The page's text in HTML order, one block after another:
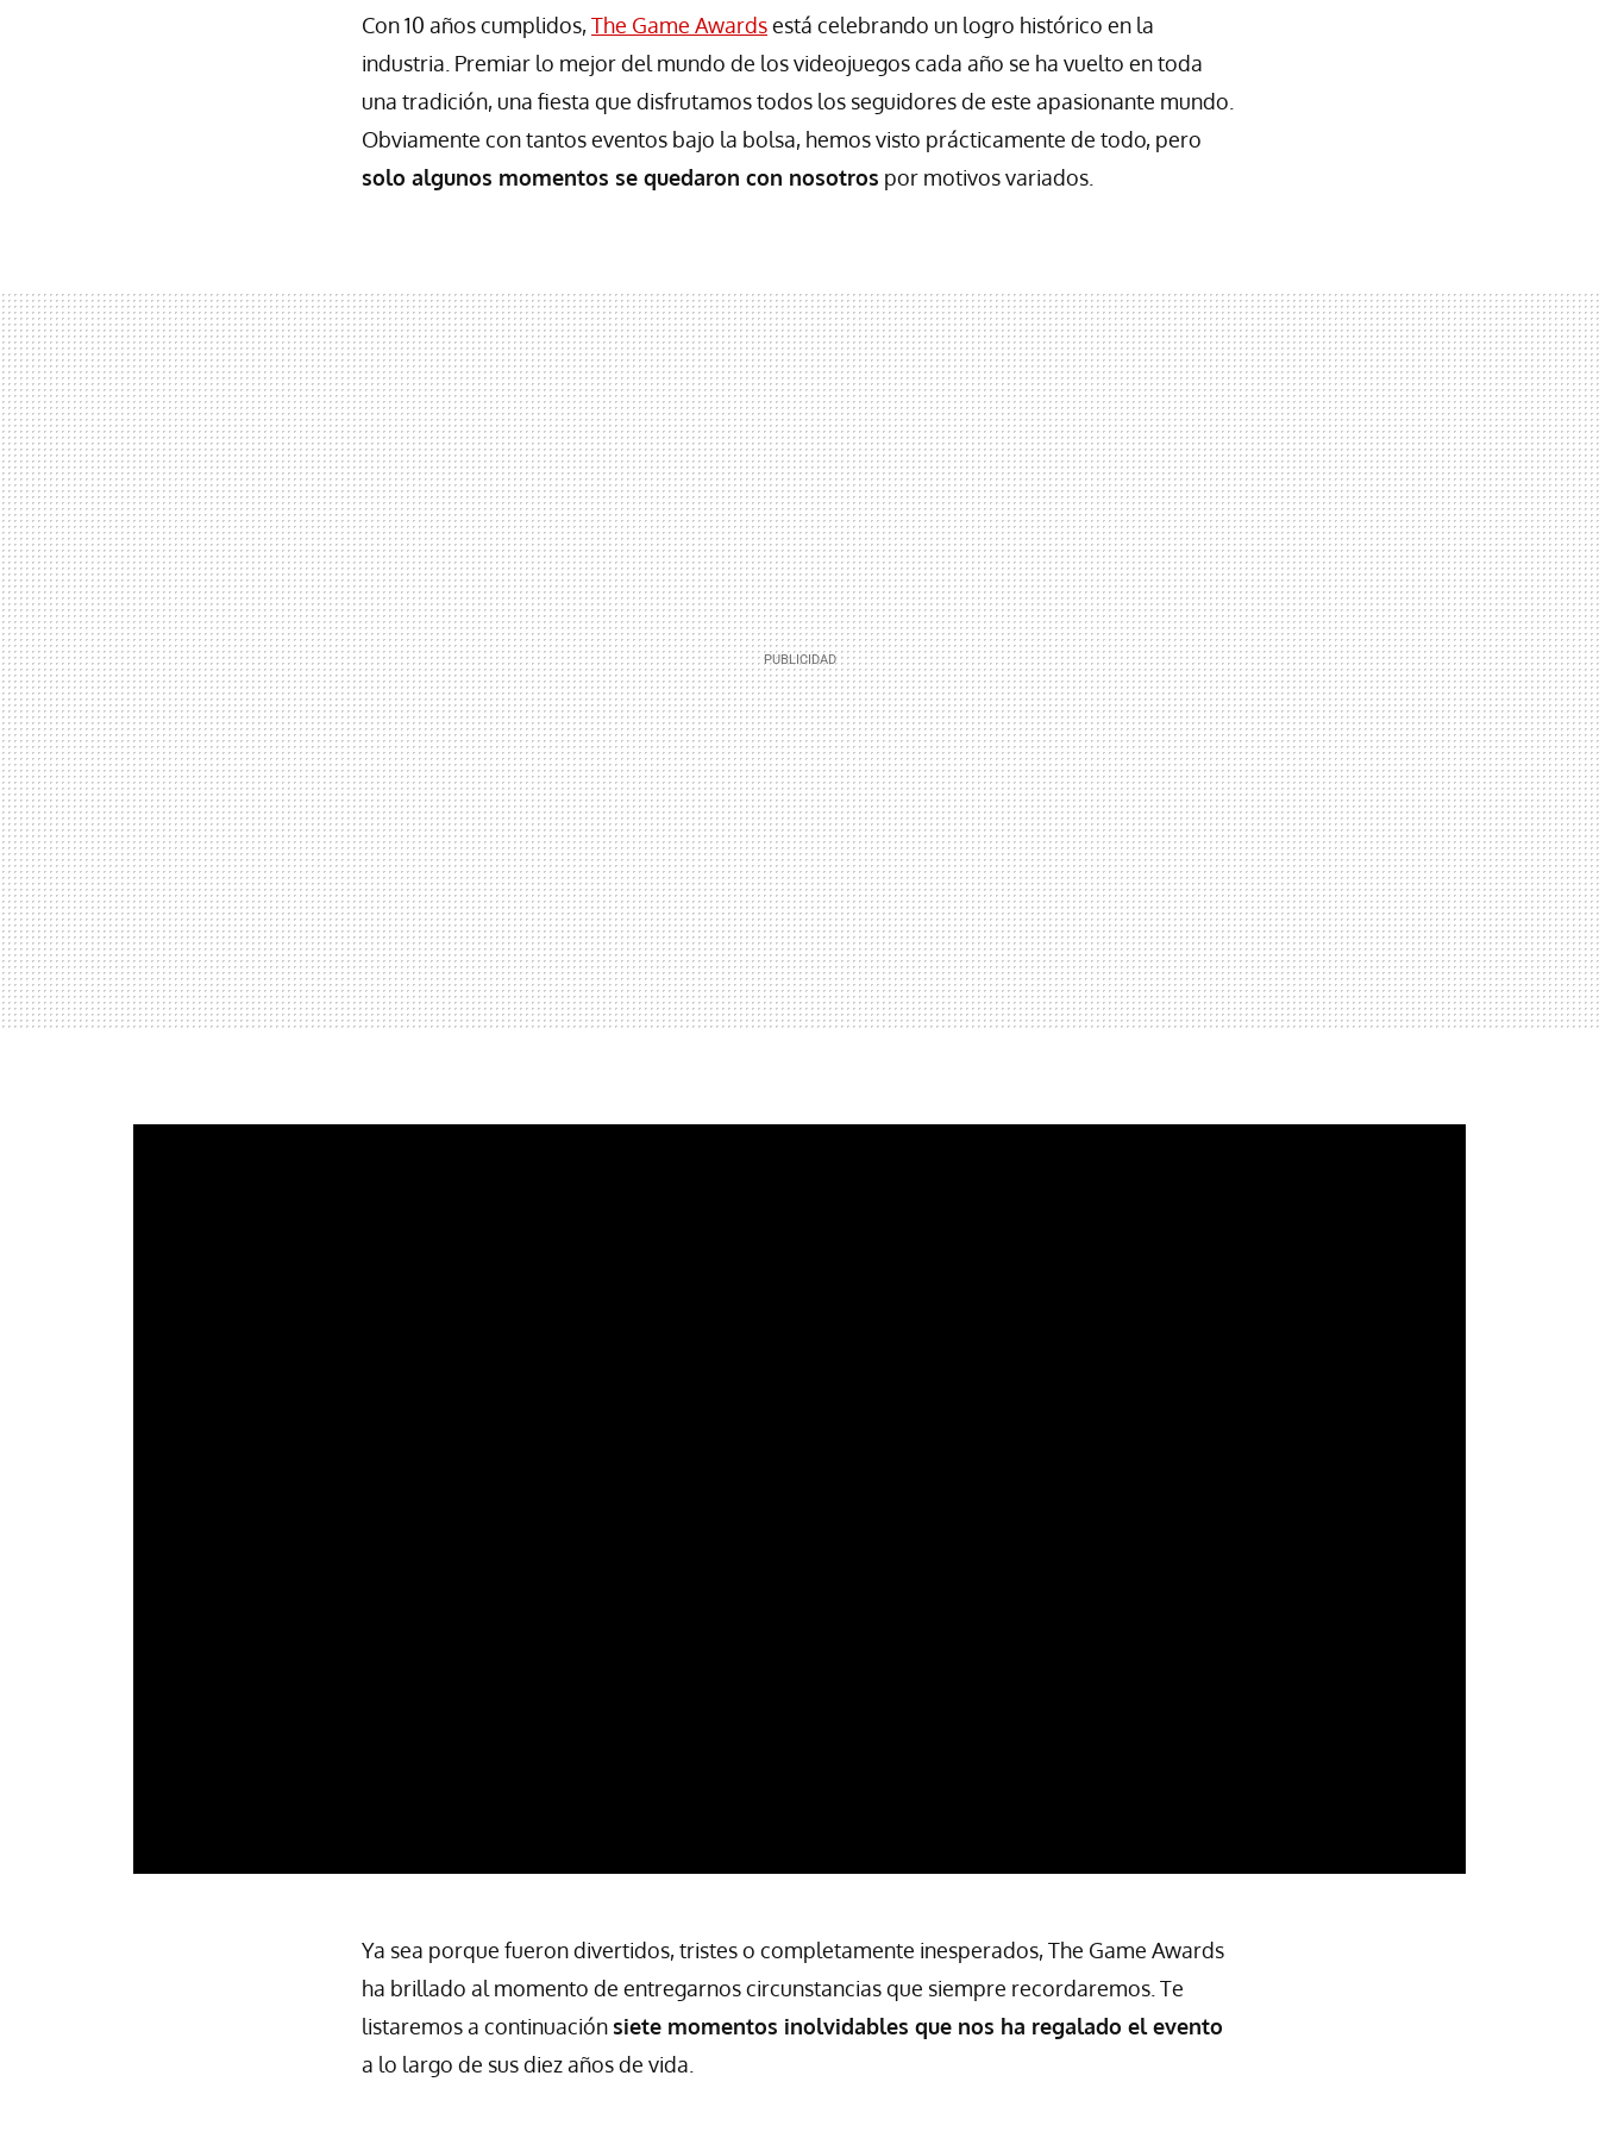
Con 10 años cumplidos,The Game Awardsestá celebrando un logro histórico en la
industria. Premiar lo mejor del mundo de los videojuegos cada año se ha vuelto en toda
una tradición, una fiesta que disfrutamos todos los seguidores de este apasionante mundo.
Obviamente con tantos eventos bajo la bolsa, hemos visto prácticamente de todo, pero
solo algunos momentos se quedaron con nosotros por motivos variados.
Ya sea porque fueron divertidos, tristes o completamente inesperados, The Game Awards
ha brillado al momento de entregarnos circunstancias que siempre recordaremos. Te
listaremos a continuación siete momentos inolvidables que nos ha regalado el evento
a lo largo de sus diez años de vida.